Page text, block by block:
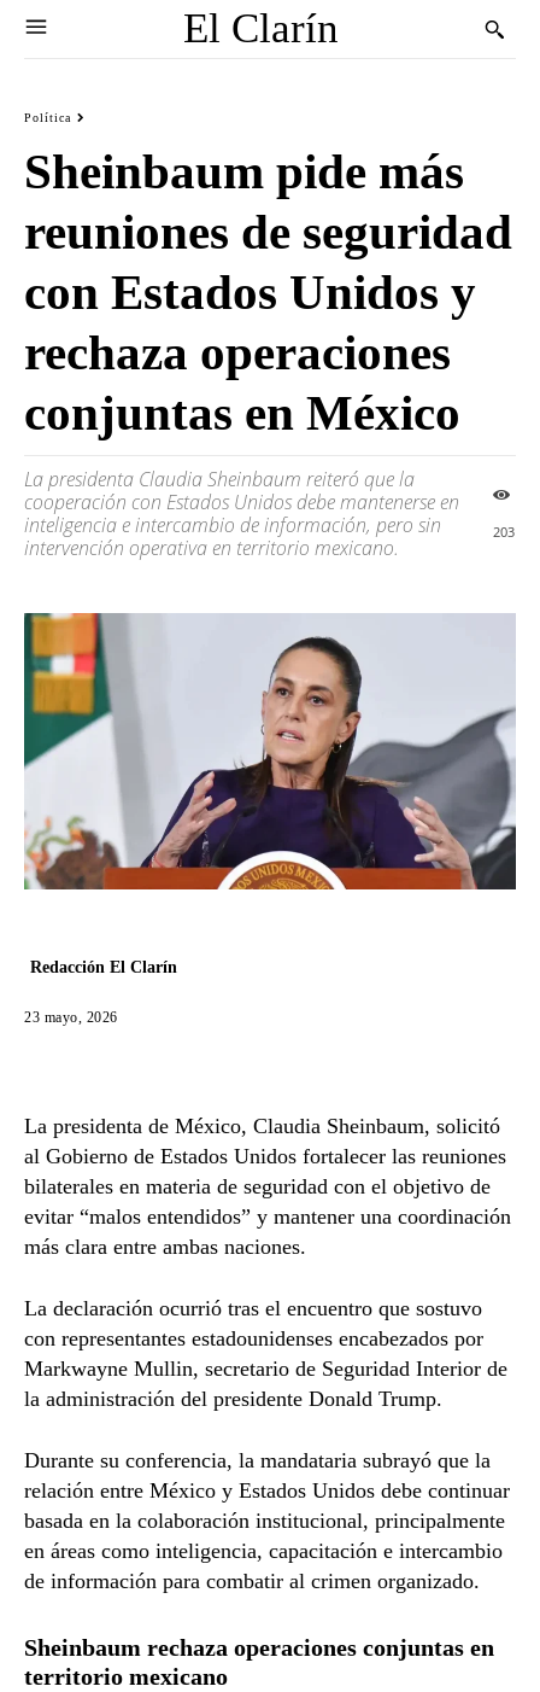
El Clarín
Política
Sheinbaum pide más
reuniones de seguridad
con Estados Unidos y
rechaza operaciones
conjuntas en México
La presidenta Claudia Sheinbaum reiteró que la
cooperación con Estados Unidos debe mantenerse en
inteligencia e intercambio de información, pero sin
intervención operativa en territorio mexicano.
203
Redacción El Clarín
23 mayo, 2026
La presidenta de México, Claudia Sheinbaum, solicitó
al Gobierno de Estados Unidos fortalecer las reuniones
bilaterales en materia de seguridad con el objetivo de
evitar “malos entendidos” y mantener una coordinación
más clara entre ambas naciones.
La declaración ocurrió tras el encuentro que sostuvo
con representantes estadounidenses encabezados por
Markwayne Mullin, secretario de Seguridad Interior de
la administración del presidente Donald Trump.
Durante su conferencia, la mandataria subrayó que la
relación entre México y Estados Unidos debe continuar
basada en la colaboración institucional, principalmente
en áreas como inteligencia, capacitación e intercambio
de información para combatir al crimen organizado.
Sheinbaum rechaza operaciones conjuntas en
territorio mexicano